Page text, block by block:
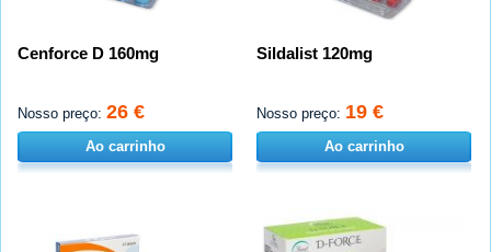
Cenforce D 160mg
Nosso preço: 26 €
Ao carrinho
Sildalist 120mg
Nosso preço: 19 €
Ao carrinho